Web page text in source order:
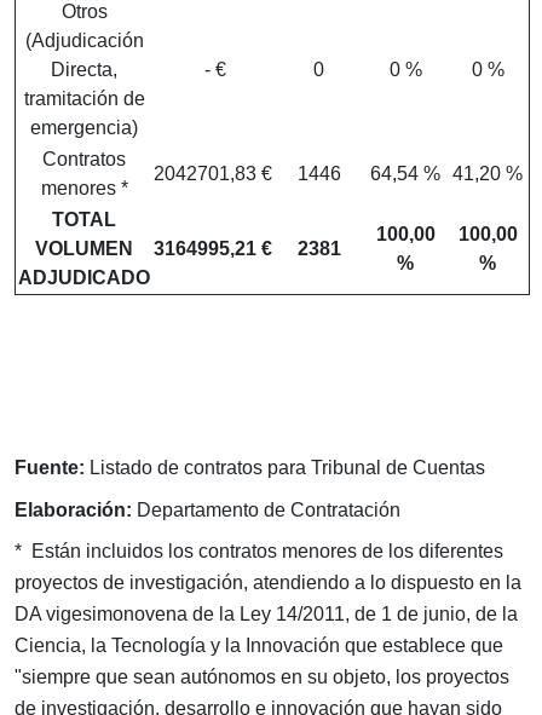
Otros
(Adjudicación
Directa,
tramitación de
emergencia)
- € 0 0 % 0 %
Contratos
menores *
2042701,83 € 1446 64,54 % 41,20 %
TOTAL
VOLUMEN
ADJUDICADO
3164995,21 € 2381
100,00
%
100,00
%
Fuente: Listado de contratos para Tribunal de Cuentas
Elaboración: Departamento de Contratación
* Están incluidos los contratos menores de los diferentes
proyectos de investigación, atendiendo a lo dispuesto en la
DA vigesimonovena de la Ley 14/2011, de 1 de junio, de la
Ciencia, la Tecnología y la Innovación que establece que
"siempre que sean autónomos en su objeto, los proyectos
de investigación, desarrollo e innovación que hayan sido